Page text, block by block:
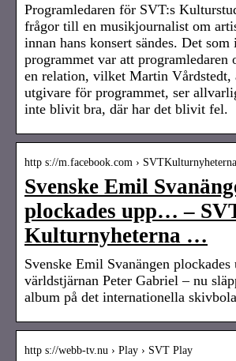
Programledaren för SVT:s
frågor till en musikjournalist om
innan hans konsert sändes. Det
programmet var att programledaren
en relation, vilket Martin Vårdstedt,
utgivare för programmet, ser
inte blivit bra, där har det blivit fel.
http s://m.facebook.com ›
Svenske Emil
plockades upp… –
Kulturnyheterna …
Svenske Emil Svanängen plockades
världstjärnan Peter Gabriel – nu
album på det internationella
http s://webb-tv.nu › Play › SVT Play